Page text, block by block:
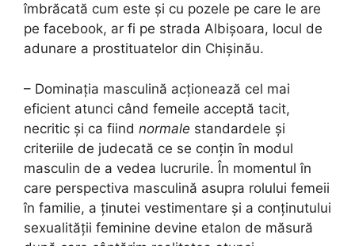
îmbrăcată cum este și cu pozele pe care le are
pe facebook, ar fi pe strada Albișoara, locul de
adunare a prostituatelor din Chișinău.
– Dominația masculină acționează cel mai
eficient atunci când femeile acceptă tacit,
necritic și ca fiind normale standardele și
criteriile de judecată ce se conțin în modul
masculin de a vedea lucrurile. În momentul în
care perspectiva masculină asupra rolului femeii
în familie, a ținutei vestimentare și a conținutului
sexualității feminine devine etalon de măsură